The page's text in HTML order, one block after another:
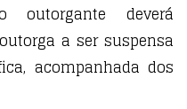
deverá
a ser suspensa
acompanhada dos